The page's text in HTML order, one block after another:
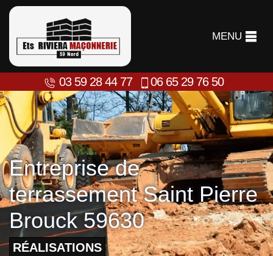
MENU
03 59 28 44 77 06 65 29 76 50
Entreprise de
terrassement Saint Pierre
Brouck 59630
RÉALISATIONS